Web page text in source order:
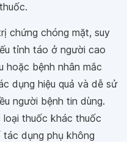
chứng chóng mặt, suy
tỉnh táo ở người cao
hoặc bệnh nhân mắc
dụng hiệu quả và dễ sử
người bệnh tin dùng.
loại thuốc khác thuốc
dụng phụ không